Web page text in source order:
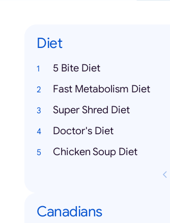
Diet
5 Bite Diet
Fast Metabolism Diet
Super Shred Diet
Doctor's Diet
Chicken Soup Diet
Canadians